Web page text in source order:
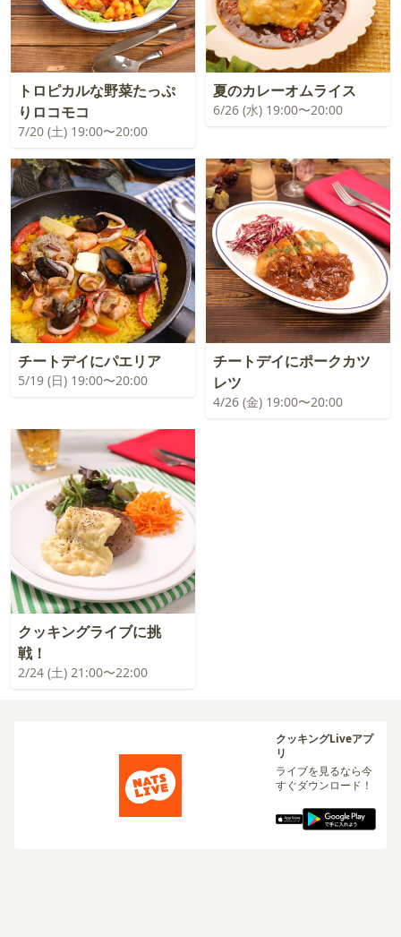
トロピカルな野菜たっぷ
りロコモコ
7/20 (土) 19:00〜20:00
夏のカレーオムライス
6/26 (水) 19:00〜20:00
チートデイにパエリア
5/19 (日) 19:00〜20:00
チートデイにポークカツ
レツ
4/26 (金) 19:00〜20:00
クッキングライブに挑
戦！
2/24 (土) 21:00〜22:00
クッキングLiveアプ
リ
ライブを見るなら今
すぐダウンロード！